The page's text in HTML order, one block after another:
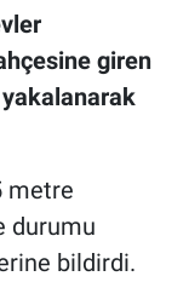
giren
metre
durumu
bildirdi.